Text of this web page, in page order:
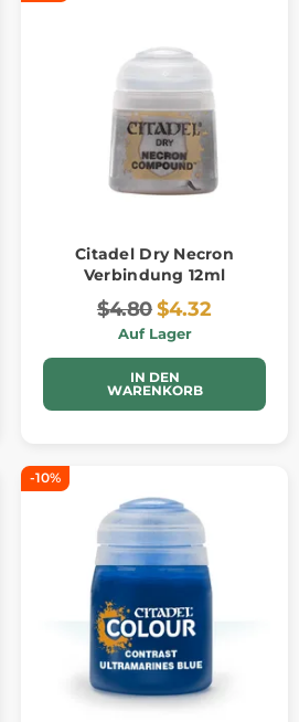
Citadel Dry Necron
Verbindung 12ml
$4.80$4.32
Auf Lager
IN DEN
WARENKORB
-10%